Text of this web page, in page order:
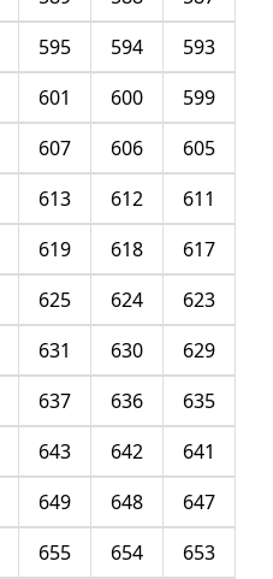
593
594
595
599
600
601
605
606
607
611
612
613
617
618
619
623
624
625
629
630
631
635
636
637
641
642
643
647
648
649
653
654
655